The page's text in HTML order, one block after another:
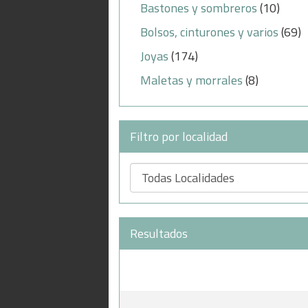
Bastones y sombreros(10)
Bolsos, cinturones y varios(69)
Joyas(174)
Maletas y morrales(8)
Filtro por localidad
Resultados